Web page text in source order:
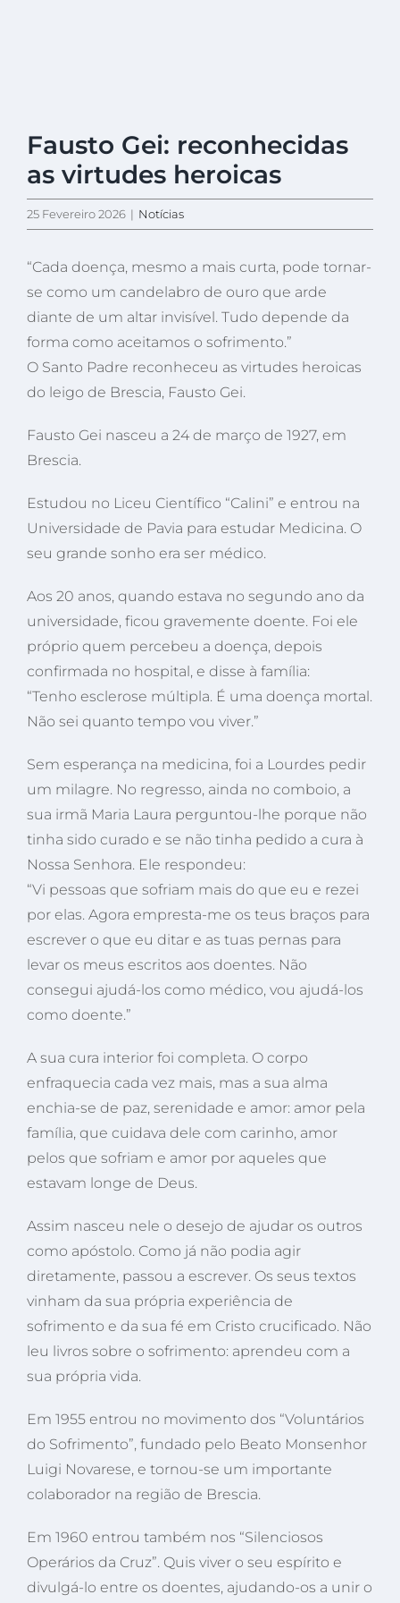
Larger
Image
Fausto Gei: reconhecidas
as virtudes heroicas
25 Fevereiro 2026 | Notícias
“Cada doença, mesmo a mais curta, pode tornar-
se como um candelabro de ouro que arde
diante de um altar invisível. Tudo depende da
forma como aceitamos o sofrimento.”
O Santo Padre reconheceu as virtudes heroicas
do leigo de Brescia, Fausto Gei.
Fausto Gei nasceu a 24 de março de 1927, em
Brescia.
Estudou no Liceu Científico “Calini” e entrou na
Universidade de Pavia para estudar Medicina. O
seu grande sonho era ser médico.
Aos 20 anos, quando estava no segundo ano da
universidade, ficou gravemente doente. Foi ele
próprio quem percebeu a doença, depois
confirmada no hospital, e disse à família:
“Tenho esclerose múltipla. É uma doença mortal.
Não sei quanto tempo vou viver.”
Sem esperança na medicina, foi a Lourdes pedir
um milagre. No regresso, ainda no comboio, a
sua irmã Maria Laura perguntou-lhe porque não
tinha sido curado e se não tinha pedido a cura à
Nossa Senhora. Ele respondeu:
“Vi pessoas que sofriam mais do que eu e rezei
por elas. Agora empresta-me os teus braços para
escrever o que eu ditar e as tuas pernas para
levar os meus escritos aos doentes. Não
consegui ajudá-los como médico, vou ajudá-los
como doente.”
A sua cura interior foi completa. O corpo
enfraquecia cada vez mais, mas a sua alma
enchia-se de paz, serenidade e amor: amor pela
família, que cuidava dele com carinho, amor
pelos que sofriam e amor por aqueles que
estavam longe de Deus.
Assim nasceu nele o desejo de ajudar os outros
como apóstolo. Como já não podia agir
diretamente, passou a escrever. Os seus textos
vinham da sua própria experiência de
sofrimento e da sua fé em Cristo crucificado. Não
leu livros sobre o sofrimento: aprendeu com a
sua própria vida.
Em 1955 entrou no movimento dos “Voluntários
do Sofrimento”, fundado pelo Beato Monsenhor
Luigi Novarese, e tornou-se um importante
colaborador na região de Brescia.
Em 1960 entrou também nos “Silenciosos
Operários da Cruz”. Quis viver o seu espírito e
divulgá-lo entre os doentes, ajudando-os a unir o